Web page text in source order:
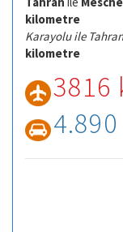
kilometre
Karayolu ile
kilometre
3816